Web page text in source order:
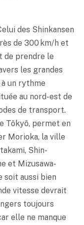
des Shinkansen
de 300 km/h et
de prendre le
les grandes
un rythme
au nord-est de
de transport.
Tôkyô, permet en
Morioka, la ville
Shin-
et Mizusawa-
soit aussi bien
vitesse devrait
toujours
elle ne manque